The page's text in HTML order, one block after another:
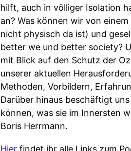
hilft, auch in völliger Isolation
an? Was können wir von
nicht physisch da ist) und
better we und better society?
mit Blick auf den Schutz der
unserer aktuellen
Methoden, Vorbildern,
Darüber hinaus beschäftigt
können, was sie im Innersten
Boris Herrmann.
Hier findet ihr alle Links zum